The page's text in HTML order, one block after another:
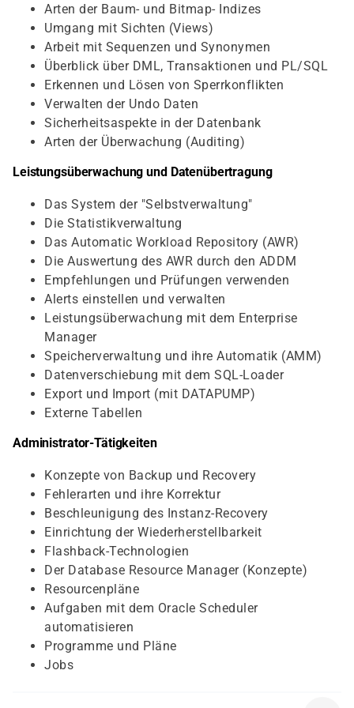
Arten der Baum- und Bitmap- Indizes
Umgang mit Sichten (Views)
Arbeit mit Sequenzen und Synonymen
Überblick über DML, Transaktionen und PL/SQL
Erkennen und Lösen von Sperrkonflikten
Verwalten der Undo Daten
Sicherheitsaspekte in der Datenbank
Arten der Überwachung (Auditing)
Leistungsüberwachung und Datenübertragung
Das System der "Selbstverwaltung"
Die Statistikverwaltung
Das Automatic Workload Repository (AWR)
Die Auswertung des AWR durch den ADDM
Empfehlungen und Prüfungen verwenden
Alerts einstellen und verwalten
Leistungsüberwachung mit dem Enterprise
Manager
Speicherverwaltung und ihre Automatik (AMM)
Datenverschiebung mit dem SQL-Loader
Export und Import (mit DATAPUMP)
Externe Tabellen
Administrator-Tätigkeiten
Konzepte von Backup und Recovery
Fehlerarten und ihre Korrektur
Beschleunigung des Instanz-Recovery
Einrichtung der Wiederherstellbarkeit
Flashback-Technologien
Der Database Resource Manager (Konzepte)
Resourcenpläne
Aufgaben mit dem Oracle Scheduler
automatisieren
Programme und Pläne
Jobs